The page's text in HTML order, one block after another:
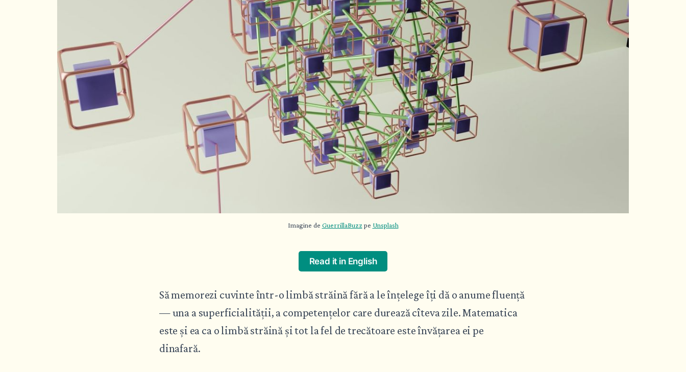
Imagine de GuerrillaBuzz pe Unsplash
Read it in English
Să memorezi cuvinte într-o limbă străină fără a le înțelege îți dă o anume fluență
— una a superficialității, a competențelor care durează cîteva zile. Matematica
este și ea ca o limbă străină și tot la fel de trecătoare este învățarea ei pe
dinafară.